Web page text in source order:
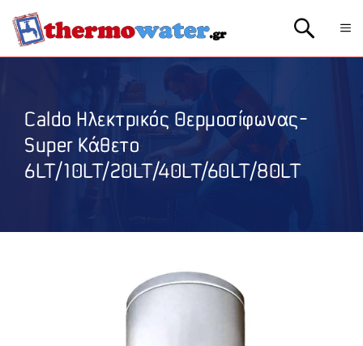
Μετάβαση
σε
περιεχόμενο
Caldo Ηλεκτρικός Θερμοσίφωνας-
Super Κάθετο
6LT/10LT/20LT/40LT/60LT/80LT